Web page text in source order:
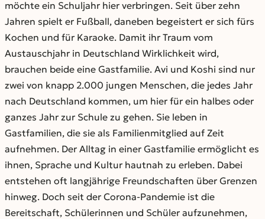
möchte ein Schuljahr hier verbringen. Seit über zehn
Jahren spielt er Fußball, daneben begeistert er sich fürs
Kochen und für Karaoke. Damit ihr Traum vom
Austauschjahr in Deutschland Wirklichkeit wird,
brauchen beide eine Gastfamilie. Avi und Koshi sind nur
zwei von knapp 2.000 jungen Menschen, die jedes Jahr
nach Deutschland kommen, um hier für ein halbes oder
ganzes Jahr zur Schule zu gehen. Sie leben in
Gastfamilien, die sie als Familienmitglied auf Zeit
aufnehmen. Der Alltag in einer Gastfamilie ermöglicht es
ihnen, Sprache und Kultur hautnah zu erleben. Dabei
entstehen oft langjährige Freundschaften über Grenzen
hinweg. Doch seit der Corona-Pandemie ist die
Bereitschaft, Schülerinnen und Schüler aufzunehmen,